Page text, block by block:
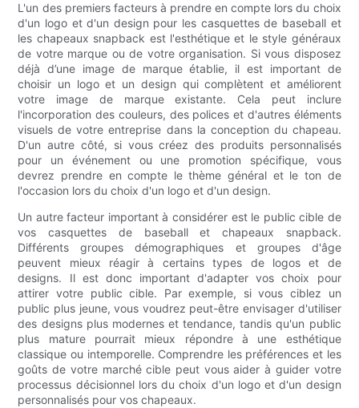
L'un des premiers facteurs à prendre en compte lors du choix
d'un logo et d'un design pour les casquettes de baseball et
les chapeaux snapback est l'esthétique et le style généraux
de votre marque ou de votre organisation. Si vous disposez
déjà d’une image de marque établie, il est important de
choisir un logo et un design qui complètent et améliorent
votre image de marque existante. Cela peut inclure
l'incorporation des couleurs, des polices et d'autres éléments
visuels de votre entreprise dans la conception du chapeau.
D'un autre côté, si vous créez des produits personnalisés
pour un événement ou une promotion spécifique, vous
devrez prendre en compte le thème général et le ton de
l'occasion lors du choix d'un logo et d'un design.
Un autre facteur important à considérer est le public cible de
vos casquettes de baseball et chapeaux snapback.
Différents groupes démographiques et groupes d'âge
peuvent mieux réagir à certains types de logos et de
designs. Il est donc important d'adapter vos choix pour
attirer votre public cible. Par exemple, si vous ciblez un
public plus jeune, vous voudrez peut-être envisager d'utiliser
des designs plus modernes et tendance, tandis qu'un public
plus mature pourrait mieux répondre à une esthétique
classique ou intemporelle. Comprendre les préférences et les
goûts de votre marché cible peut vous aider à guider votre
processus décisionnel lors du choix d'un logo et d'un design
personnalisés pour vos chapeaux.